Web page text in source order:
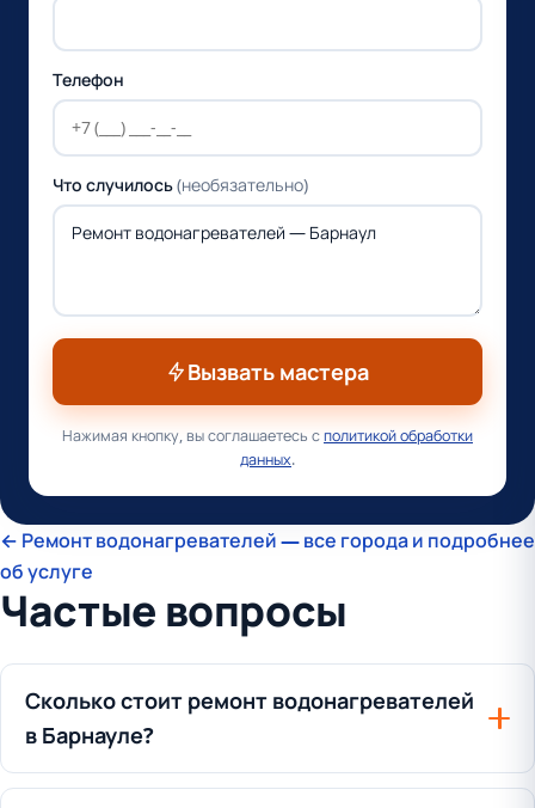
Телефон
Что случилось(необязательно)
Вызвать мастера
Нажимая кнопку, вы соглашаетесь сполитикой обработки
данных.
← Ремонт водонагревателей — все города и подробнее
об услуге
Частые вопросы
Сколько стоит ремонт водонагревателей
в Барнауле?